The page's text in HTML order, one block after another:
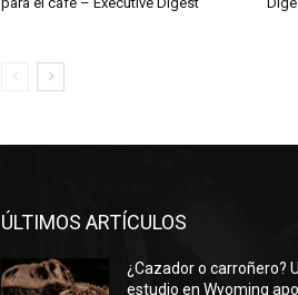
ÚLTIMOS ARTÍCULOS
¿Cazador o carroñero?
estudio en Wyoming